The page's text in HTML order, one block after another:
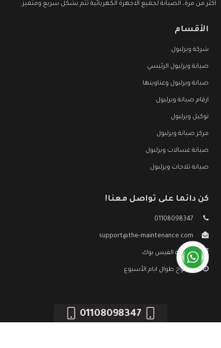
اكثر من مرة، الصيانة لجميع الاجهزة الكهربائية تتم بشكل سريع ومتميز.
الأقسام
شركة ويرلبول
صيانة ويرلبول الرئيسي
صيانة ويرلبول وعناوينها
ارقام صيانة ويرلبول
توكيل ويرلبول
مركز صيانة ويرلبول
صيانة غسالات ويرلبول
صيانة ثلاجات ويرلبول
كن دائما على تواصل معنا!
01108098347
support@the-maintenance.com
صفحة الفيس بوك
مفتوح طوال ايام الأسبوع
01108098347